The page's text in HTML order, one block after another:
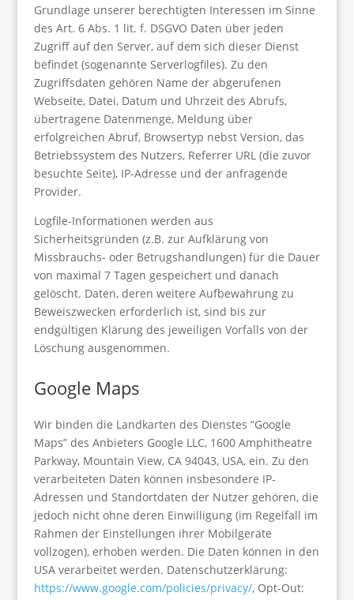
Grundlage unserer berechtigten Interessen im Sinne
des Art. 6 Abs. 1 lit. f. DSGVO Daten über jeden
Zugriff auf den Server, auf dem sich dieser Dienst
befindet (sogenannte Serverlogfiles). Zu den
Zugriffsdaten gehören Name der abgerufenen
Webseite, Datei, Datum und Uhrzeit des Abrufs,
übertragene Datenmenge, Meldung über
erfolgreichen Abruf, Browsertyp nebst Version, das
Betriebssystem des Nutzers, Referrer URL (die zuvor
besuchte Seite), IP-Adresse und der anfragende
Provider.
Logfile-Informationen werden aus
Sicherheitsgründen (z.B. zur Aufklärung von
Missbrauchs- oder Betrugshandlungen) für die Dauer
von maximal 7 Tagen gespeichert und danach
gelöscht. Daten, deren weitere Aufbewahrung zu
Beweiszwecken erforderlich ist, sind bis zur
endgültigen Klärung des jeweiligen Vorfalls von der
Löschung ausgenommen.
Google Maps
Wir binden die Landkarten des Dienstes “Google
Maps” des Anbieters Google LLC, 1600 Amphitheatre
Parkway, Mountain View, CA 94043, USA, ein. Zu den
verarbeiteten Daten können insbesondere IP-
Adressen und Standortdaten der Nutzer gehören, die
jedoch nicht ohne deren Einwilligung (im Regelfall im
Rahmen der Einstellungen ihrer Mobilgeräte
vollzogen), erhoben werden. Die Daten können in den
USA verarbeitet werden. Datenschutzerklärung:
https://www.google.com/policies/privacy/, Opt-Out: